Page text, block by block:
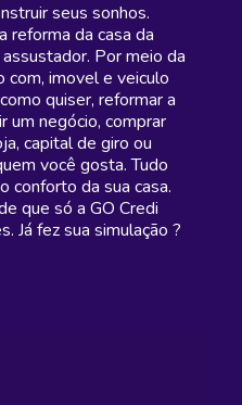
seus sonhos.
reforma da casa da
Por meio da
com, imovel e veiculo
quiser, reformar a
um negócio, comprar
capital de giro ou
você gosta. Tudo
conforto da sua casa.
que só a GO Credi
Já fez sua simulação ?